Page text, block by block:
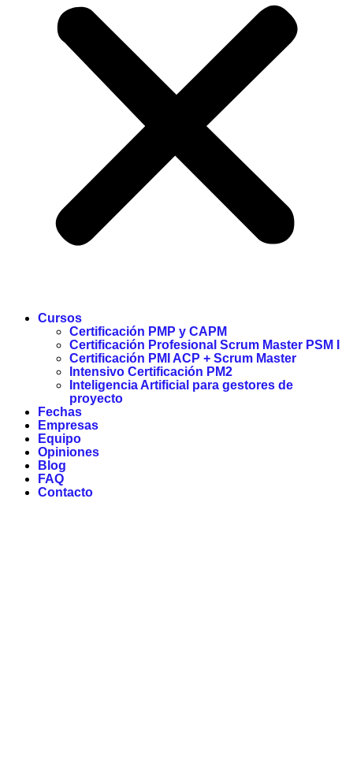
Cursos
Certificación PMP y CAPM
Certificación Profesional Scrum Master PSM I
Certificación PMI ACP + Scrum Master
Intensivo Certificación PM2
Inteligencia Artificial para gestores de
proyecto
Fechas
Empresas
Equipo
Opiniones
Blog
FAQ
Contacto